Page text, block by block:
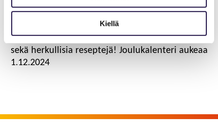
Kiellä
joulukalenteria 2024! Tämän vuoden
joulukalenterimme tarjoaa muun muassa
vinkkejä tunnelmalliseen jouluun, retkeilyideoita
sekä herkullisia reseptejä! Joulukalenteri aukeaa
1.12.2024